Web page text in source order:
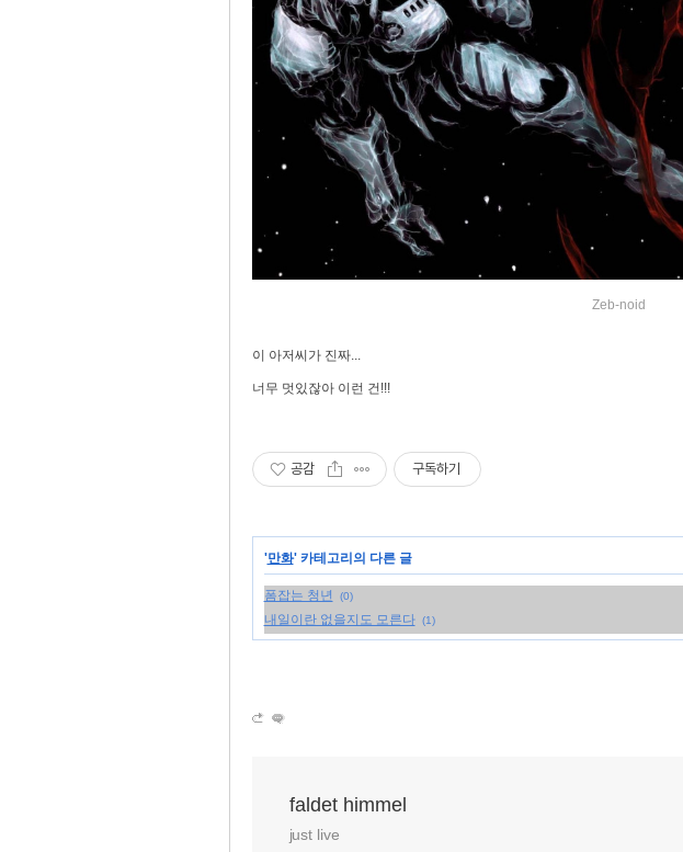
Zeb-noid
이 아저씨가 진짜...
너무 멋있잖아 이런 건!!!
공감 구독하기
'만화' 카테고리의 다른 글
폼잡는 청년 (0)
내일이란 없을지도 모른다 (1)
faldet himmel
just live